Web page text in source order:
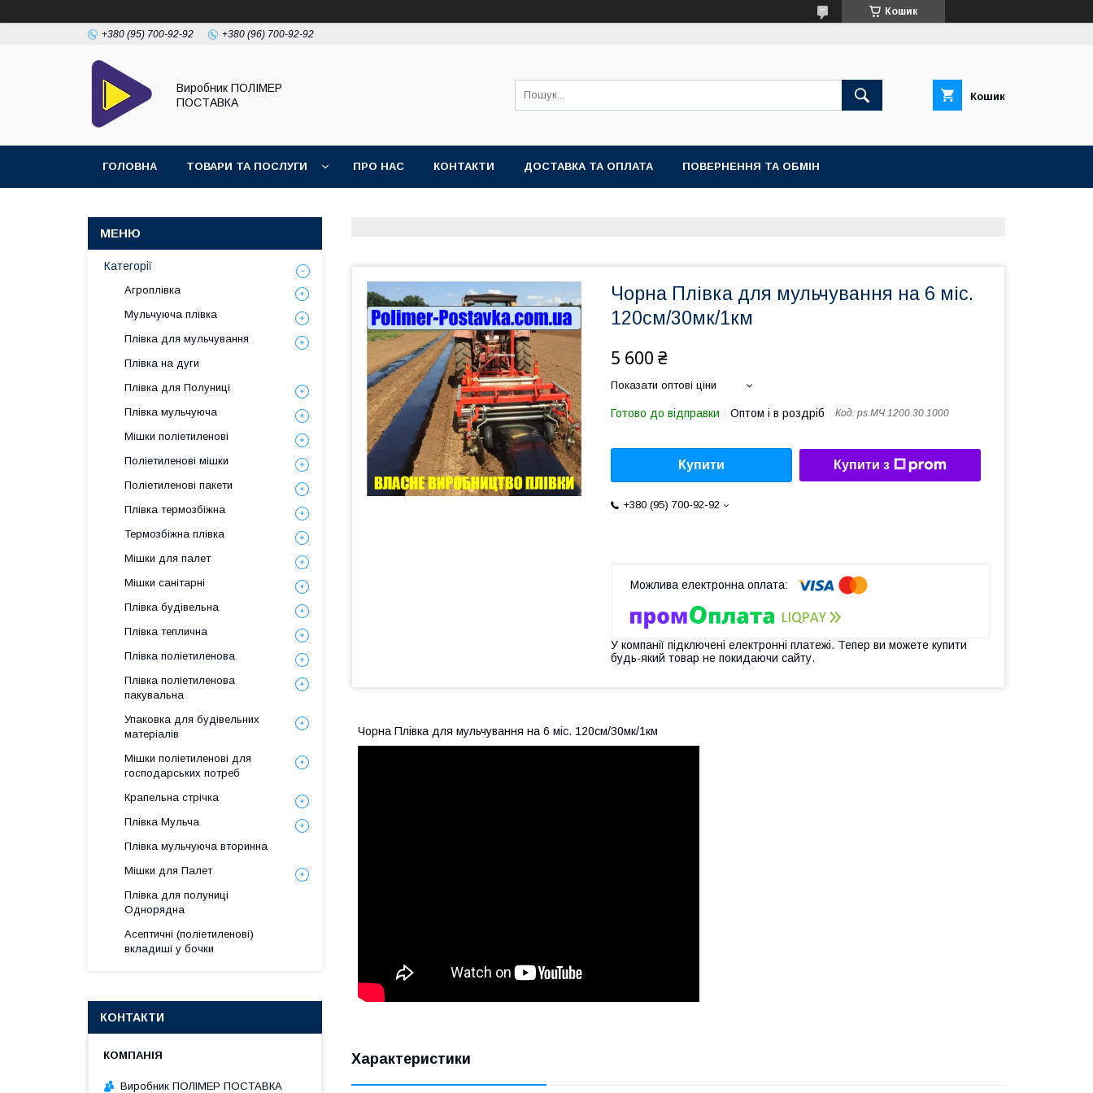
Кошик
+380 (95) 700-92-92 +380 (96) 700-92-92
Виробник ПОЛІМЕР
ПОСТАВКА
Кошик
ГОЛОВНА ТОВАРИ ТА ПОСЛУГИ ПРО НАС КОНТАКТИ ДОСТАВКА ТА ОПЛАТА ПОВЕРНЕННЯ ТА ОБМІН
Чорна Плівка для мульчування на 6 міс.
120см/30мк/1км
5 600 ₴
Показати оптові ціни
Готово до відправки Оптом і в роздріб Код: ps.МЧ.1200.30.1000
Купити Купити з
+380 (95) 700-92-92
У компанії підключені електронні платежі. Тепер ви можете купити
будь-який товар не покидаючи сайту.
Чорна Плівка для мульчування на 6 міс. 120см/30мк/1км
Характеристики
Категорії
Агроплівка
Мульчуюча плівка
Плівка для мульчування
Плівка на дуги
Плівка для Полуниці
Плівка мульчуюча
Мішки поліетиленові
Поліетиленові мішки
Поліетиленові пакети
Плівка термозбіжна
Термозбіжна плівка
Мішки для палет
Мішки санітарні
Плівка будівельна
Плівка теплична
Плівка поліетиленова
Плівка поліетиленова
пакувальна
Упаковка для будівельних
матеріалів
Мішки поліетиленові для
господарських потреб
Крапельна стрічка
Плівка Мульча
Плівка мульчуюча вторинна
Мішки для Палет
Плівка для полуниці
Однорядна
Асептичні (поліетиленові)
вкладиші у бочки
КОНТАКТИ
Виробник ПОЛІМЕР ПОСТАВКА